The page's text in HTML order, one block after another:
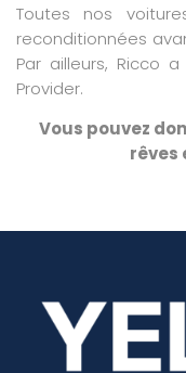
Toutes nos
reconditionnées
Par ailleurs, Ricco
Provider.
Vous pouvez
rêves